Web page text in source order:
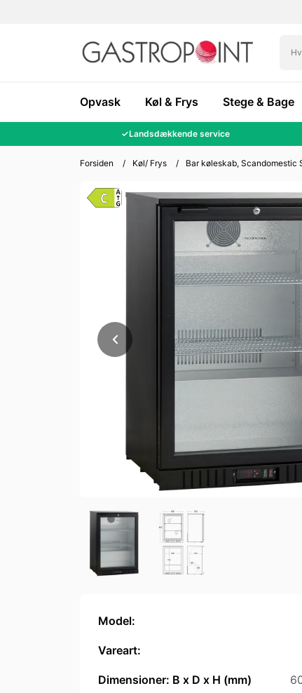
Opvask Køl & Frys Stege & Bage
✓Landsdækkende service
Forsiden / Køl/ Frys / Bar køleskab, Scandomestic
Model:
Vareart:
Dimensioner: B x D x H (mm)